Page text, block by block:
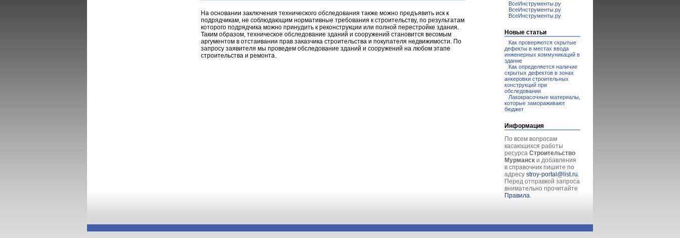
На основании заключения технического обследования также можно предъявить иск к
подрядчикам, не соблюдающим нормативные требования к строительству, по результатам
которого подрядчика можно принудить к реконструкции или полной перестройке здания.
Таким образом, техническое обследование зданий и сооружений становится весомым
аргументом в отстаивании прав заказчика строительства и покупателя недвижимости. По
запросу заявителя мы проведем обследование зданий и сооружений на любом этапе
строительства и ремонта.
ВсеИнструменты.ру
ВсеИнструменты.ру
ВсеИнструменты.ру
Новые статьи
Как проверяются скрытые
дефекты в местах ввода
инженерных коммуникаций в
здание
Как определяется наличие
скрытых дефектов в зонах
анкеровки строительных
конструкций при
обследовании
Лакокрасочные материалы,
которые замораживают
бюджет
Информация
По всем вопросам
касающихся работы
ресурса Строительство
Мурманск и добавления
в справочник пишите по
адресу stroy-portal@list.ru.
Перед отправкой запроса
внимательно прочитайте
Правила.